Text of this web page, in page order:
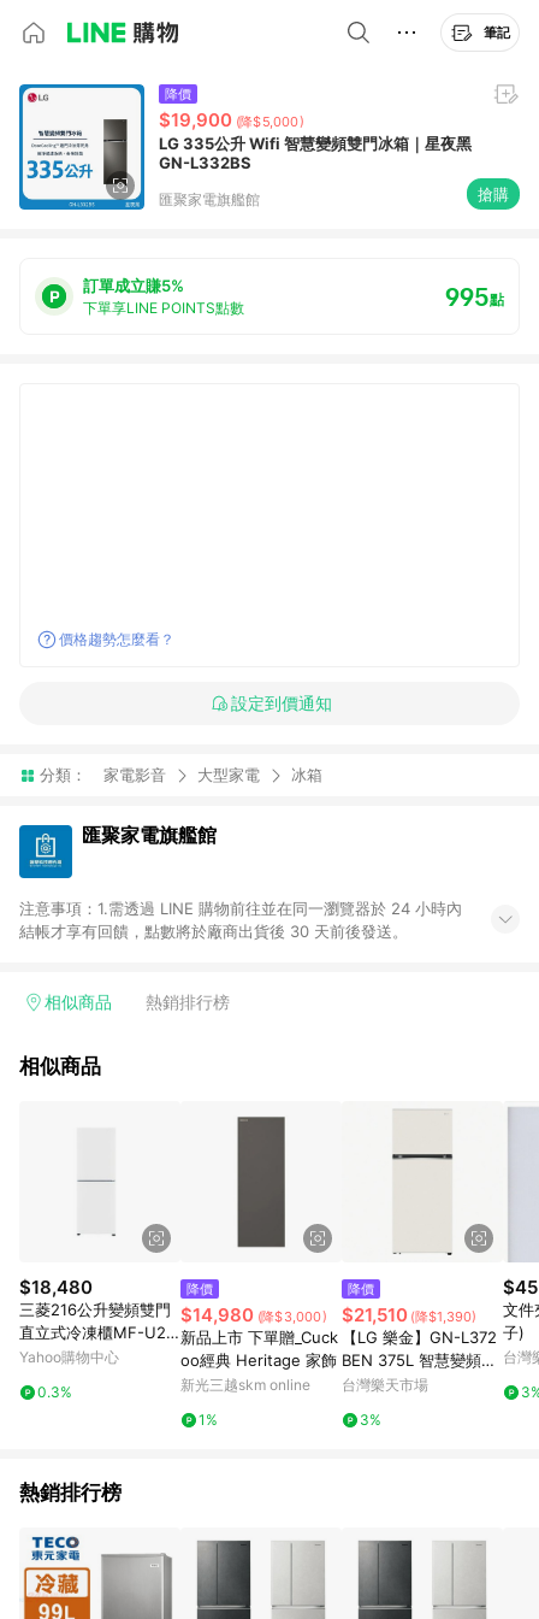
筆記
降價
$19,900 (降$5,000)
LG 335公升 Wifi 智慧變頻雙門冰箱｜星夜黑
GN-L332BS
匯聚家電旗艦館 搶購
訂單成立賺5%
下單享LINE POINTS點數 995點
價格趨勢怎麼看？
設定到價通知
分類： 家電影音 大型家電 冰箱
匯聚家電旗艦館
注意事項：1.需透過 LINE 購物前往並在同一瀏覽器於 24 小時內
結帳才享有回饋，點數將於廠商出貨後 30 天前後發送。
相似商品 熱銷排行榜
相似商品
$18,480
三菱216公升變頻雙門
直立式冷凍櫃MF-U22
ET-W-C
Yahoo購物中心
0.3%
降價
$14,980 (降$3,000)
新品上市 下單贈_Cuck
oo經典 Heritage 家飾
新光三越skm online
1%
降價
$21,510 (降$1,390)
【LG 樂金】GN-L372
BEN 375L 智慧變頻雙
門冰箱 香草白｜含基本
台灣樂天市場
3%
$45
文件
子)
台灣
熱銷排行榜